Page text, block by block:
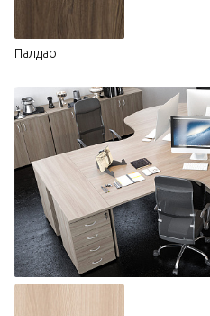
Палдао